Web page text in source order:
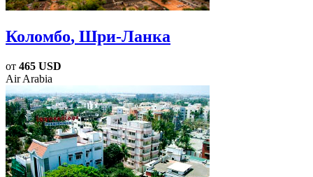
Коломбо, Шри-Ланка
от 465 USD
Air Arabia